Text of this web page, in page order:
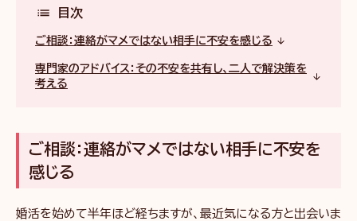
目次
ご相談：連絡がマメではない相手に不安を感じる
専門家のアドバイス：その不安を共有し、二人で解決策を
考える
ご相談：連絡がマメではない相手に不安を
感じる
婚活を始めて半年ほど経ちますが、最近気になる方と出会いま